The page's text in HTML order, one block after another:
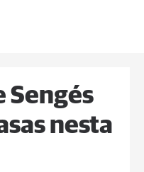
Sengés
nesta